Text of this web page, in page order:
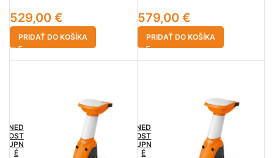
529,00 €
PRIDAŤ DO KOŠÍKA
579,00 €
PRIDAŤ DO KOŠÍKA
NED
OST
UPN
É
NED
OST
UPN
É